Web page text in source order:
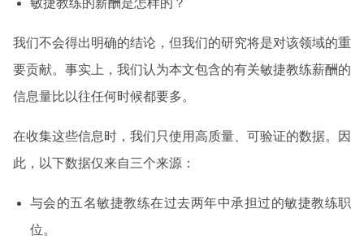
敏捷教练的薪酬是怎样的？
我们不会得出明确的结论，但我们的研究将是对该领域的重
要贡献。事实上，我们认为本文包含的有关敏捷教练薪酬的
信息量比以往任何时候都要多。
在收集这些信息时，我们只使用高质量、可验证的数据。因
此，以下数据仅来自三个来源：
与会的五名敏捷教练在过去两年中承担过的敏捷教练职
位。